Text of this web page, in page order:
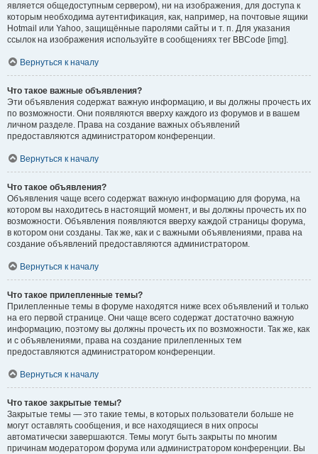
является общедоступным сервером), ни на изображения, для доступа к
которым необходима аутентификация, как, например, на почтовые ящики
Hotmail или Yahoo, защищённые паролями сайты и т. п. Для указания
ссылок на изображения используйте в сообщениях тег BBCode [img].
Вернуться к началу
Что такое важные объявления?
Эти объявления содержат важную информацию, и вы должны прочесть их
по возможности. Они появляются вверху каждого из форумов и в вашем
личном разделе. Права на создание важных объявлений
предоставляются администратором конференции.
Вернуться к началу
Что такое объявления?
Объявления чаще всего содержат важную информацию для форума, на
котором вы находитесь в настоящий момент, и вы должны прочесть их по
возможности. Объявления появляются вверху каждой страницы форума,
в котором они созданы. Так же, как и с важными объявлениями, права на
создание объявлений предоставляются администратором.
Вернуться к началу
Что такое прилепленные темы?
Прилепленные темы в форуме находятся ниже всех объявлений и только
на его первой странице. Они чаще всего содержат достаточно важную
информацию, поэтому вы должны прочесть их по возможности. Так же, как
и с объявлениями, права на создание прилепленных тем
предоставляются администратором конференции.
Вернуться к началу
Что такое закрытые темы?
Закрытые темы — это такие темы, в которых пользователи больше не
могут оставлять сообщения, и все находящиеся в них опросы
автоматически завершаются. Темы могут быть закрыты по многим
причинам модератором форума или администратором конференции. Вы